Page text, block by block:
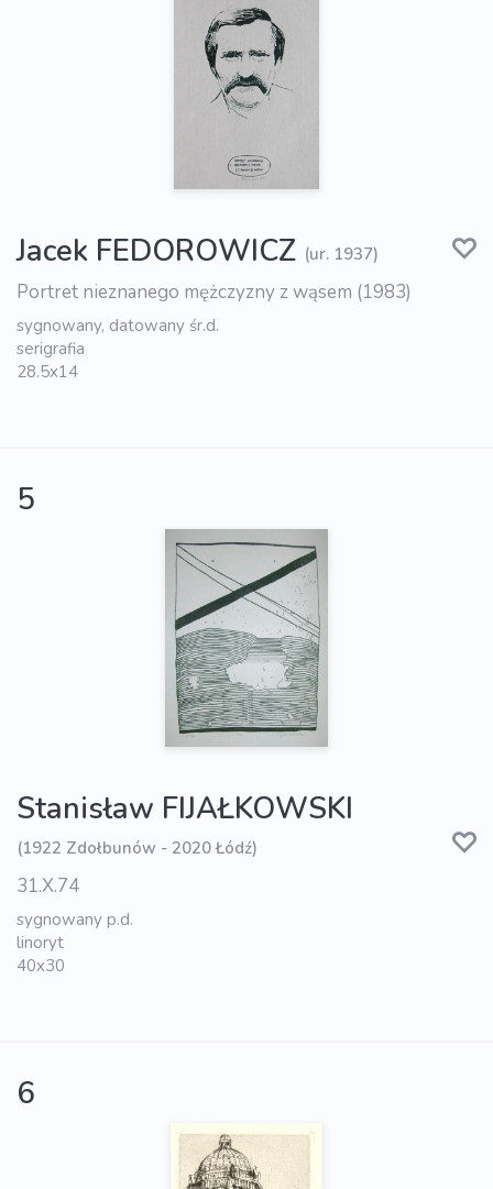
Jacek FEDOROWICZ (ur. 1937)
Portret nieznanego mężczyzny z wąsem (1983)
sygnowany, datowany śr.d.
serigrafia
28.5x14
5
Stanisław FIJAŁKOWSKI
(1922 Zdołbunów - 2020 Łódź)
31.X.74
sygnowany p.d.
linoryt
40x30
6